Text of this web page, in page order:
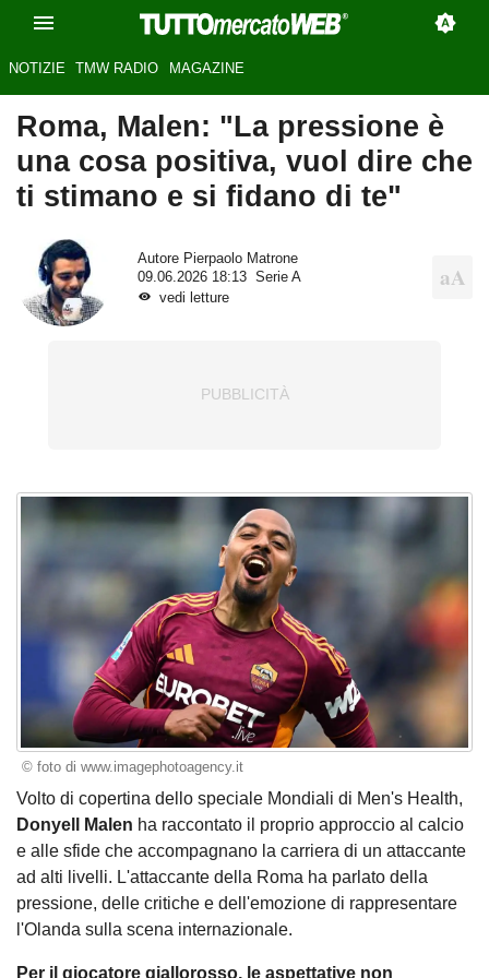
NOTIZIE TMW RADIO MAGAZINE
Roma, Malen: "La pressione è
una cosa positiva, vuol dire che
ti stimano e si fidano di te"
Autore Pierpaolo Matrone
09.06.2026 18:13
Serie A
vedi letture
© foto di www.imagephotoagency.it
Volto di copertina dello speciale Mondiali di Men's Health,
Donyell Malen ha raccontato il proprio approccio al calcio
e alle sfide che accompagnano la carriera di un attaccante
ad alti livelli. L'attaccante della Roma ha parlato della
pressione, delle critiche e dell'emozione di rappresentare
l'Olanda sulla scena internazionale.
Per il giocatore giallorosso, le aspettative non